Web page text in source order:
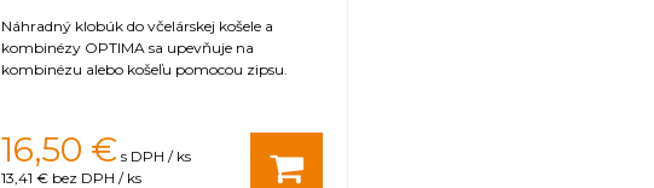
Náhradný klobúk do včelárskej košele a
kombinézy OPTIMA sa upevňuje na
kombinézu alebo košeľu pomocou zipsu.
16,50 € s DPH / ks
13,41 € bez DPH / ks